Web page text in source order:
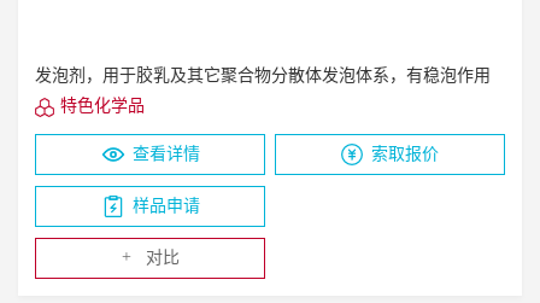
发泡剂，用于胶乳及其它聚合物分散体发泡体系，有稳泡作用
特色化学品
查看详情 索取报价
样品申请
+ 对比